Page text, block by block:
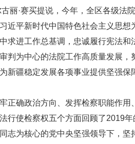
丽·赛买提说，今年，全区各级法
近平新时代中国特色社会主义思想
求进工作总基调，忠诚履行宪法和
判为中心的法院工作高质量发展，
新疆稳定发展各项事业提供坚强保
正确政治方向、发挥检察职能作用
行使检察权五个方面回顾了2019年
志为核心的党中央坚强领导下，坚